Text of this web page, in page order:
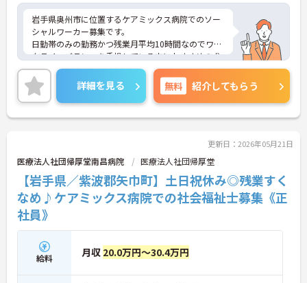
岩手県奥州市に位置するケアミックス病院でのソー
シャルワーカー募集です。
日勤帯のみの勤務かつ残業月平均10時間なのでワー
クライフバランスを重視している方におすすめの求
人です♪
ご興味のある方はご面接のポイントお伝えしますの
でご気軽にお問合せください。
詳細を見る 無料 紹介してもらう
更新日：2026年05月21日
医療法人社団帰厚堂南昌病院 医療法人社団帰厚堂
【岩手県／紫波郡矢巾町】土日祝休み◎残業すく
なめ♪ケアミックス病院での社会福祉士募集《正
社員》
給料 月収 20.0万円～30.4万円